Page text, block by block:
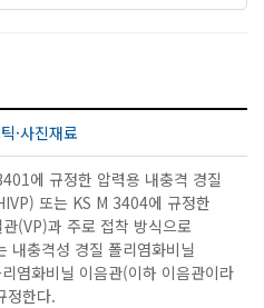
·사진재료
에 규정한 압력용 내충격 경질
또는 KS M 3404에 규정한
(VP)과 주로 접착 방식으로
내충격성 경질 폴리염화비닐
염화비닐 이음관(이하 이음관이라
정한다.